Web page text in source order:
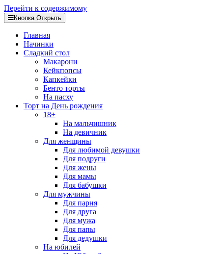
Перейти к содержимому
Кнопка Открыть
Главная
Начинки
Сладкий стол
Макарони
Кейкпопсы
Капкейки
Бенто торты
На пасху
Торт на День рождения
18+
На мальчишник
На девичник
Для женщины
Для любимой девушки
Для подруги
Для жены
Для мамы
Для бабушки
Для мужчины
Для парня
Для друга
Для мужа
Для папы
Для дедушки
На юбилей